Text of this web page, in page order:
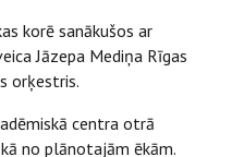
korē sanākušos ar
Jāzepa Mediņa Rīgas
orķestris.
centra otrā
no plānotajām ēkām.